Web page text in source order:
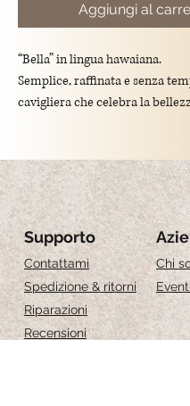
Aggiungi al
“Bella” in lingua hawaiana.
Semplice, raffinata e senza
cavigliera che celebra la
Elasticizzata, leggera e
Materiale: Perle d'acqua dolce
Grandezza:
XS 21 cm
S 23 cm
M 25 cm
L 27c m
Supporto
Contattami
Spedizione & ritorni
Riparazioni
Recensioni
Chi
Eventi